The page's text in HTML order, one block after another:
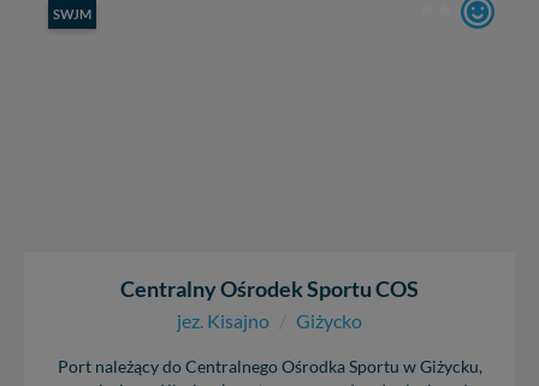
SWJM
Centralny Ośrodek Sportu COS
jez. Kisajno / Giżycko
Port należący do Centralnego Ośrodka Sportu w Giżycku,